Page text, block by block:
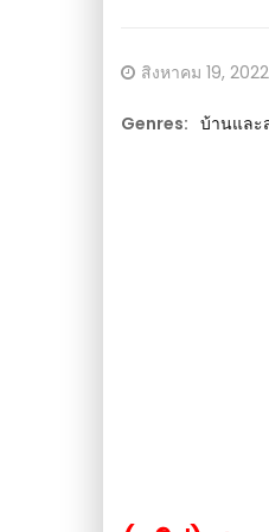
Posted
สิงหาคม 19, 2022
Genres: บ้านและ